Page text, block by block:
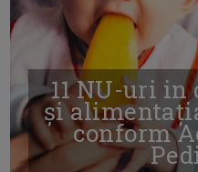
11 NU-uri
și
conform